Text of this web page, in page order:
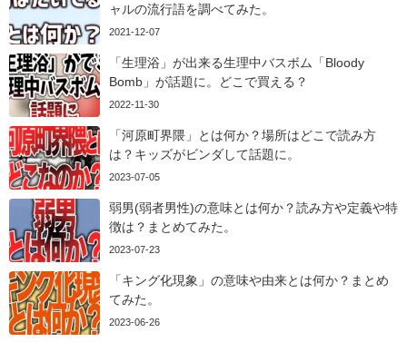
ャルの流行語を調べてみた。
2021-12-07
「生理浴」が出来る生理中バスボム「Bloody
Bomb」が話題に。どこで買える？
2022-11-30
「河原町界隈」とは何か？場所はどこで読み方
は？キッズがビンダして話題に。
2023-07-05
弱男(弱者男性)の意味とは何か？読み方や定義や特
徴は？まとめてみた。
2023-07-23
「キング化現象」の意味や由来とは何か？まとめ
てみた。
2023-06-26